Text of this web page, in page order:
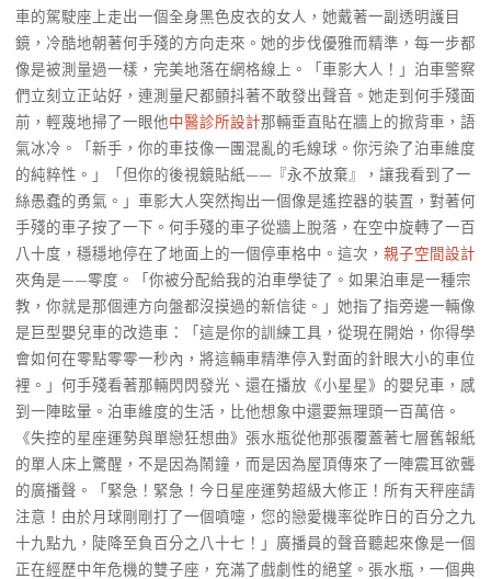
車的駕駛座上走出一個全身黑色皮衣的女人，她戴著一副透明護目
鏡，冷酷地朝著何手殘的方向走來。她的步伐優雅而精準，每一步都
像是被測量過一樣，完美地落在網格線上。「車影大人！」泊車警察
們立刻立正站好，連測量尺都顫抖著不敢發出聲音。她走到何手殘面
前，輕蔑地掃了一眼他中醫診所設計那輛垂直貼在牆上的掀背車，語
氣冰冷。「新手，你的車技像一團混亂的毛線球。你污染了泊車維度
的純粹性。」「但你的後視鏡貼紙——『永不放棄』，讓我看到了一
絲愚蠢的勇氣。」車影大人突然掏出一個像是遙控器的裝置，對著何
手殘的車子按了一下。何手殘的車子從牆上脫落，在空中旋轉了一百
八十度，穩穩地停在了地面上的一個停車格中。這次， 親子空間設計
夾角是——零度。「你被分配給我的泊車學徒了。如果泊車是一種宗
教，你就是那個連方向盤都沒摸過的新信徒。」她指了指旁邊一輛像
是巨型嬰兒車的改造車：「這是你的訓練工具，從現在開始，你得學
會如何在零點零零一秒內，將這輛車精準停入對面的針眼大小的車位
裡。」何手殘看著那輛閃閃發光、還在播放《小星星》的嬰兒車，感
到一陣眩暈。泊車維度的生活，比他想象中還要無理頭一百萬倍。
《失控的星座運勢與單戀狂想曲》張水瓶從他那張覆蓋著七層舊報紙
的單人床上驚醒，不是因為鬧鐘，而是因為屋頂傳來了一陣震耳欲聾
的廣播聲。「緊急！緊急！今日星座運勢超級大修正！所有天秤座請
注意！由於月球剛剛打了一個噴嚏，您的戀愛機率從昨日的百分之九
十九點九，陡降至負百分之八十七！」廣播員的聲音聽起來像是一個
正在經歷中年危機的雙子座，充滿了戲劇性的絕望。張水瓶，一個典